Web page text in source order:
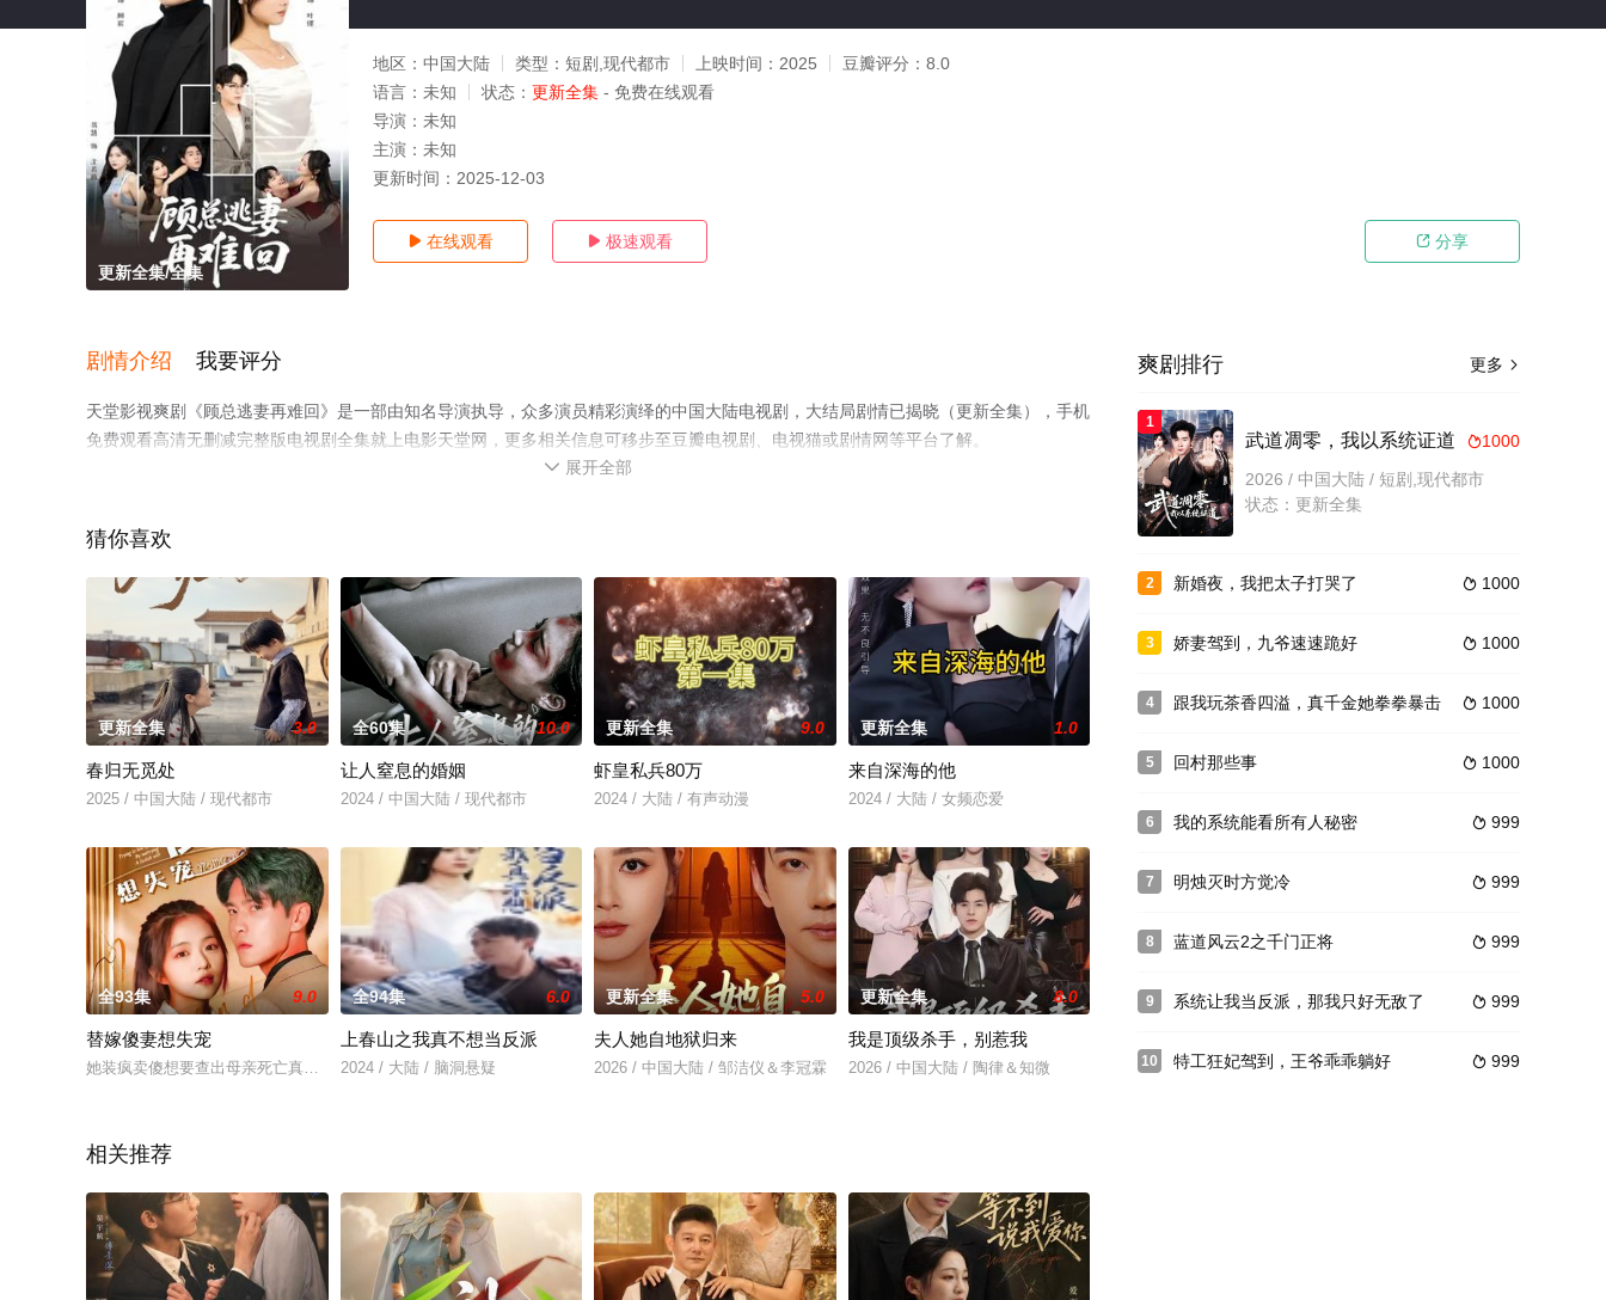
更新全集/全集
地区： 中国大陆 类型： 短剧,现代都市 上映时间： 2025 豆瓣评分： 8.0
语言： 未知 状态： 更新全集 - 免费在线观看
导演： 未知
主演： 未知
更新时间： 2025-12-03
 在线观看  极速观看  分享
剧情介绍 我要评分
天堂影视爽剧《顾总逃妻再难回》是一部由知名导演执导，众多演员精彩演绎的中国大陆电视剧，大结局剧情已揭晓（更新全集），手机
免费观看高清无删减完整版电视剧全集就上电影天堂网，更多相关信息可移步至豆瓣电视剧、电视猫或剧情网等平台了解。
 展开全部
猜你喜欢
更新全集 3.0
春归无觅处
2025 / 中国大陆 / 现代都市
全60集 10.0
让人窒息的婚姻
2024 / 中国大陆 / 现代都市
更新全集 9.0
虾皇私兵80万
2024 / 大陆 / 有声动漫
更新全集 1.0
来自深海的他
2024 / 大陆 / 女频恋爱
全93集 9.0
替嫁傻妻想失宠
她装疯卖傻想要查出母亲死亡真相，却被继母替嫁給隱苑主人，在替嫁路上被继母安排的车祸九死一生，却沒想到那便宜老公
全94集 6.0
上春山之我真不想当反派
2024 / 大陆 / 脑洞悬疑
更新全集 5.0
夫人她自地狱归来
2026 / 中国大陆 / 邹洁仪＆李冠霖
更新全集 8.0
我是顶级杀手，别惹我
2026 / 中国大陆 / 陶律＆知微
相关推荐
更多 
爽剧排行
1
1000
武道凋零，我以系统证道
2026 / 中国大陆 / 短剧,现代都市
状态：更新全集
2  1000
新婚夜，我把太子打哭了
3  1000
娇妻驾到，九爷速速跪好
4  1000
跟我玩茶香四溢，真千金她拳拳暴击
5  1000
回村那些事
6  999
我的系统能看所有人秘密
7  999
明烛灭时方觉冷
8  999
蓝道风云2之千门正将
9  999
系统让我当反派，那我只好无敌了
10  999
特工狂妃驾到，王爷乖乖躺好